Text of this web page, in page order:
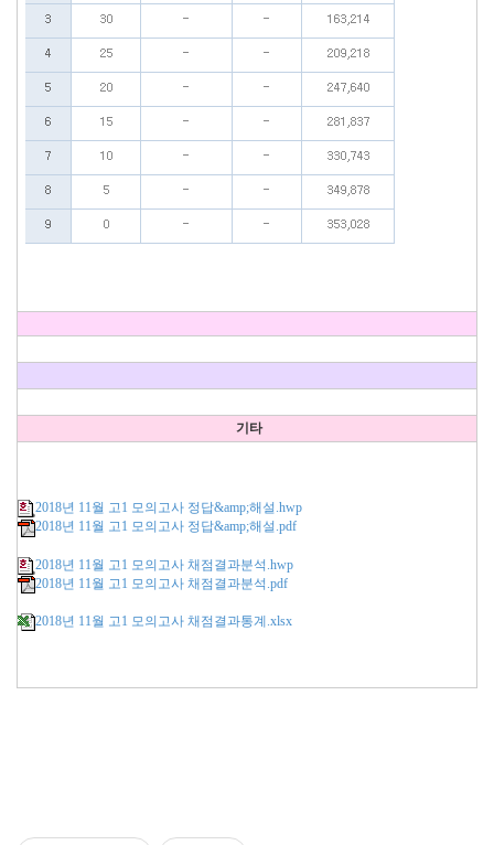
기타
2018년 11월 고1 모의고사 정답&amp;해설.hwp
2018년 11월 고1 모의고사 정답&amp;해설.pdf
2018년 11월 고1 모의고사 채점결과분석.hwp
2018년 11월 고1 모의고사 채점결과분석.pdf
2018년 11월 고1 모의고사 채점결과통계.xlsx